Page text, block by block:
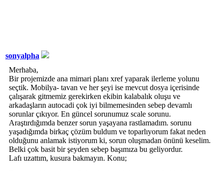
sonyalpha
Merhaba,
Bir projemizde ana mimari planı xref yaparak ilerleme yolunu
seçtik. Mobilya- tavan ve her şeyi ise mevcut dosya içerisinde
çalışarak gitmemiz gerekirken ekibin kalabalık oluşu ve
arkadaşların autocadi çok iyi bilmemesinden sebep devamlı
sorunlar çıkıyor. En güncel sorunumuz scale sorunu.
Araştırdığımda benzer sorun yaşayana rastlamadım. sorunu
yaşadığımda birkaç çözüm buldum ve toparlıyorum fakat neden
olduğunu anlamak istiyorum ki, sorun oluşmadan önünü keselim.
Belki çok basit bir şeyden sebep başımıza bu geliyordur.
Lafı uzattım, kusura bakmayın. Konu;